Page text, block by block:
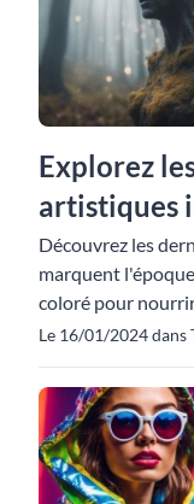
Explorez
artistiques
Découvrez les
marquent
coloré pour
Le 16/01/2024 dans